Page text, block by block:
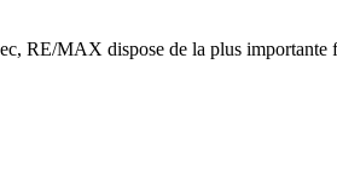
RE/MAX dispose de la plus